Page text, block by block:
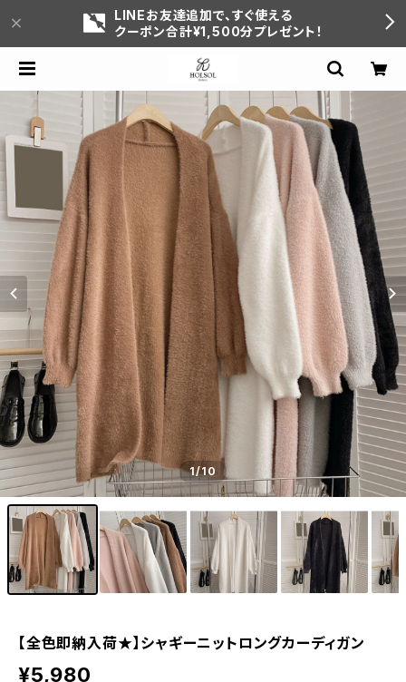
LINEお友達追加で、すぐ使える
クーポン合計¥1,500分プレゼント！
1/10
【全色即納入荷★】シャギーニットロングカーディガン
¥5,980